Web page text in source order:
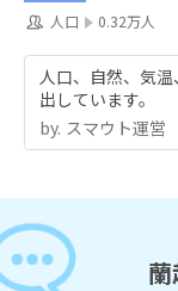
人口 0.32万人
人口、自然、気
出しています。
by.︎ スマウト運営